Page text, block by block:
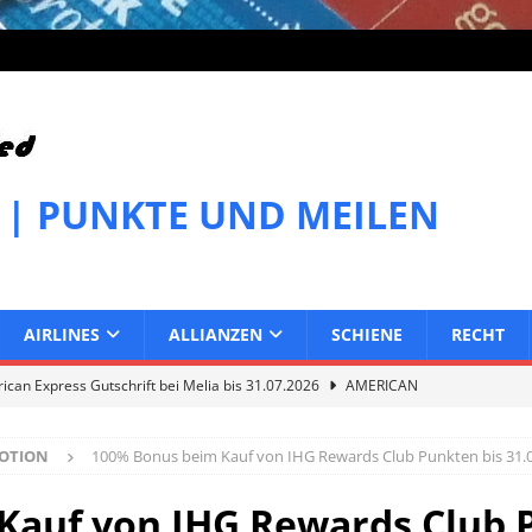
PUNKTE UND MEILEN
AIRLINES ALLIANZEN SCHIENE RECHT
Express Gutschrift bei Melia bis 31.07.2026
AMERICAN
Express Gutschrift bei IHG bis 27.07.2026
AMERICAN
100% Bonus beim Kauf von IHG Rewards Club Punkten bis